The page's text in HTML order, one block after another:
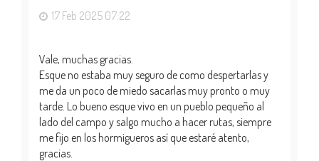
17 Feb 2025 07:22
Vale, muchas gracias.
Esque no estaba muy seguro de como despertarlas y
me da un poco de miedo sacarlas muy pronto o muy
tarde. Lo bueno esque vivo en un pueblo pequeño al
lado del campo y salgo mucho a hacer rutas, siempre
me fijo en los hormigueros así que estaré atento,
gracias.